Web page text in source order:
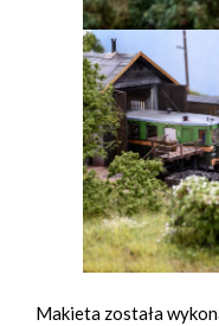
Makieta została